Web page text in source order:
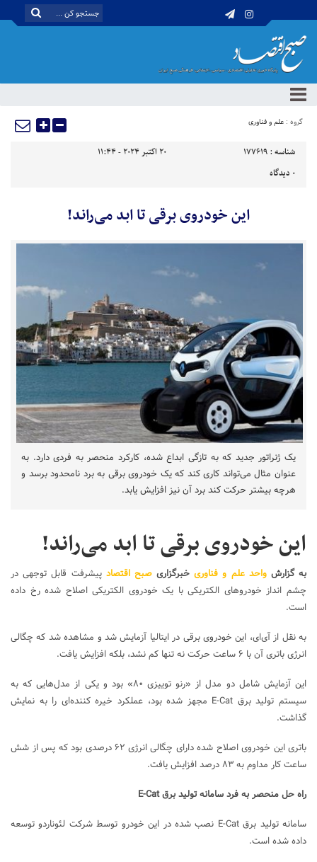
گروه : علم و فناوری
شناسه : 177619
20 اکتبر 2024 - 11:44
0 دیدگاه
این خودروی برقی تا ابد می‌راند!
یک ژنراتور جدید که به تازگی ابداع شده، کارکرد منحصر به فردی دارد. به
عنوان مثال می‌تواند کاری کند که یک خودروی برقی به برد نامحدود برسد و
هرچه بیشتر حرکت کند برد آن نیز افزایش یابد.
این خودروی برقی تا ابد می‌راند!
به گزارشواحد علم و فناوری خبرگزاریصبح اقتصاد پیشرفت قابل توجهی در
چشم انداز خودروهای الکتریکی با یک خودروی الکتریکی اصلاح شده رخ داده
است.
به نقل از آی‌ای، این خودروی برقی در ایتالیا آزمایش شد و مشاهده شد که چگالی
انرژی باتری آن با ۶ ساعت حرکت نه تنها کم نشد، بلکه افزایش یافت.
این آزمایش شامل دو مدل از «رنو توییزی ۸۰» بود و یکی از مدل‌هایی که به
سیستم تولید برق E-Cat مجهز شده بود، عملکرد خیره کننده‌ای را به نمایش
گذاشت.
باتری این خودروی اصلاح شده دارای چگالی انرژی ۶۲ درصدی بود که پس از شش
ساعت کار مداوم به ۸۳ درصد افزایش یافت.
راه حل منحصر به فرد سامانه تولید برق E-Cat
سامانه تولید برق E-Cat نصب شده در این خودرو توسط شرکت لئوناردو توسعه
داده شده است.